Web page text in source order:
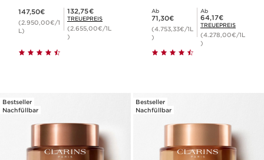
147,50€
(2.950,00€/1
L)
Mitgliederpreis 132,75€
132,75€
TREUEPREIS
(2.655,00€/1L
)
Ab
Aktueller Preis 71,30€
71,30€
(4.753,33€/1L
)
Ab
Mitgliederpreis 64,17€
64,17€
TREUEPREIS
(4.278,00€/1L
)
Bestseller
Nachfüllbar
Bestseller
Nachfüllbar